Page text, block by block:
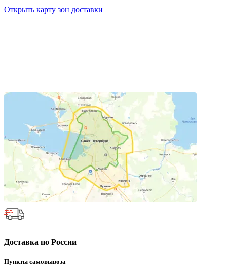
Открыть карту зон доставки
Доставка по России
Пункты самовывоза